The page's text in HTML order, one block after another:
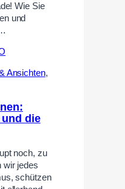
Wie Sie
und
Ansichten,
die
noch, zu
wir jedes
schützen